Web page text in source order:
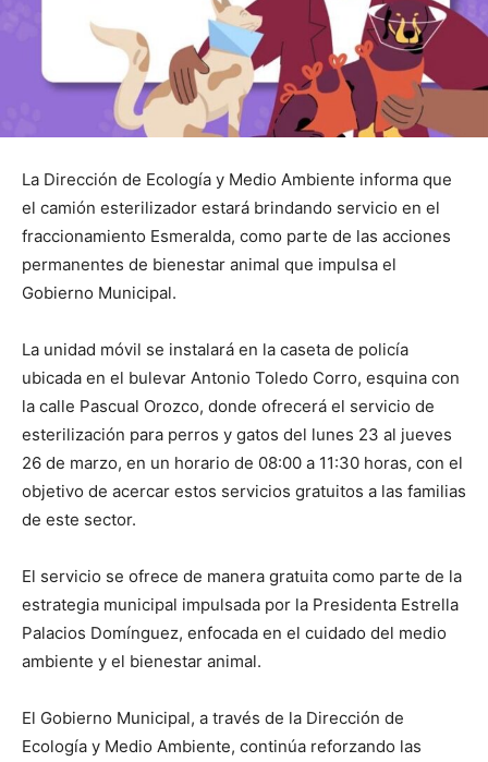
La Dirección de Ecología y Medio Ambiente informa que
el camión esterilizador estará brindando servicio en el
fraccionamiento Esmeralda, como parte de las acciones
permanentes de bienestar animal que impulsa el
Gobierno Municipal.
La unidad móvil se instalará en la caseta de policía
ubicada en el bulevar Antonio Toledo Corro, esquina con
la calle Pascual Orozco, donde ofrecerá el servicio de
esterilización para perros y gatos del lunes 23 al jueves
26 de marzo, en un horario de 08:00 a 11:30 horas, con el
objetivo de acercar estos servicios gratuitos a las familias
de este sector.
El servicio se ofrece de manera gratuita como parte de la
estrategia municipal impulsada por la Presidenta Estrella
Palacios Domínguez, enfocada en el cuidado del medio
ambiente y el bienestar animal.
El Gobierno Municipal, a través de la Dirección de
Ecología y Medio Ambiente, continúa reforzando las